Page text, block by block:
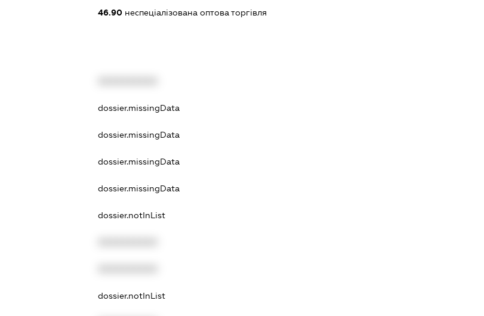
46.90 неспеціалізована оптова торгівля
dossier.missingData
dossier.missingData
dossier.missingData
dossier.missingData
dossier.notInList
dossier.notInList